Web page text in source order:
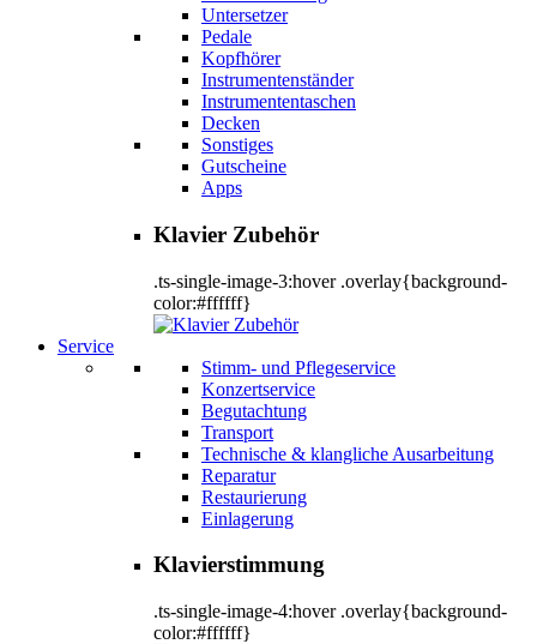
Untersetzer
Pedale
Kopfhörer
Instrumentenständer
Instrumententaschen
Decken
Sonstiges
Gutscheine
Apps
Klavier Zubehör
.ts-single-image-3:hover .overlay{background-
color:#ffffff}
Service
Stimm- und Pflegeservice
Konzertservice
Begutachtung
Transport
Technische & klangliche Ausarbeitung
Reparatur
Restaurierung
Einlagerung
Klavierstimmung
.ts-single-image-4:hover .overlay{background-
color:#ffffff}